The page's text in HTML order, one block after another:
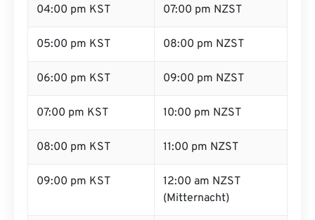
04:00 pm KST 07:00 pm NZST
05:00 pm KST 08:00 pm NZST
06:00 pm KST 09:00 pm NZST
07:00 pm KST 10:00 pm NZST
08:00 pm KST 11:00 pm NZST
09:00 pm KST
12:00 am NZST
(Mitternacht)